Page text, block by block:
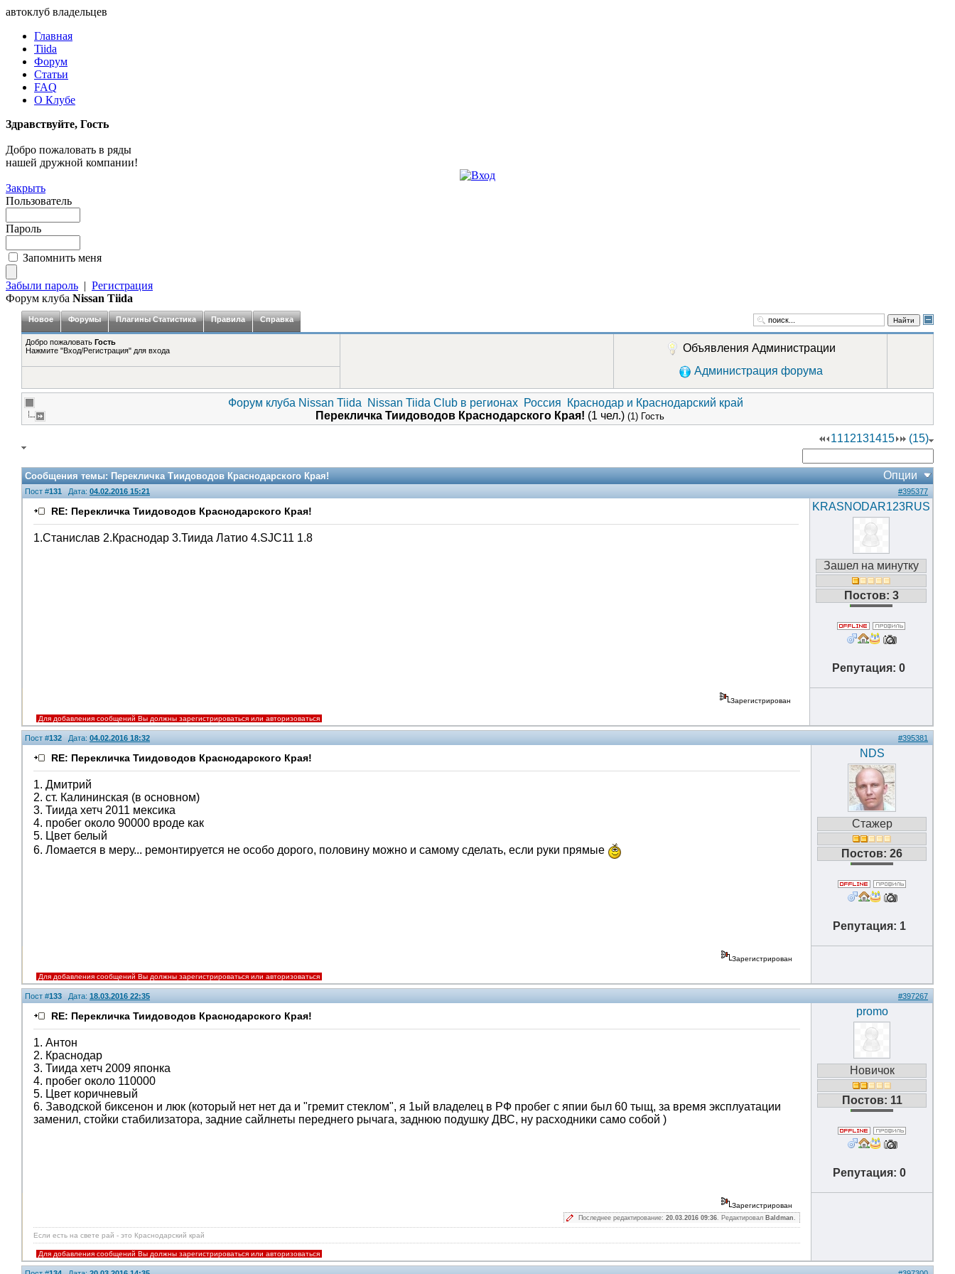
автоклуб владельцев
Главная
Tiida
Форум
Статьи
FAQ
О Клубе
Здравствуйте, Гость
Добро пожаловать в ряды
нашей дружной компании!
Закрыть
Пользователь
Пароль
Запомнить меня
Забыли пароль | Регистрация
Форум клуба Nissan Tiida
Новое Форумы Плагины Статистика Правила Справка Найти
Добро пожаловать Гость
Нажмите "Вход/Регистрация" для входа
Объявления Администрации
Администрация форума
Форум клуба Nissan Tiida Nissan Tiida Club в регионах Россия
Краснодар и Краснодарский край
Перекличка Тиидоводов Краснодарского Края! (1 чел.) (1) Гость
1112131415 (15)
Сообщения темы:Перекличка Тиидоводов Краснодарского Края! Опции
Пост #131 Дата: 04.02.2016 15:21 #395377
RE: Перекличка Тиидоводов Краснодарского Края!
1.Станислав 2.Краснодар 3.Тиида Латио 4.SJC11 1.8
KRASNODAR123RUS
Зашел на минутку
Постов: 3
Репутация: 0
Зарегистрирован
Для добавления сообщений Вы должны зарегистрироваться или авторизоваться
Пост #132 Дата: 04.02.2016 18:32 #395381
RE: Перекличка Тиидоводов Краснодарского Края!
1. Дмитрий
2. ст. Калининская (в основном)
3. Тиида хетч 2011 мексика
4. пробег около 90000 вроде как
5. Цвет белый
6. Ломается в меру... ремонтируется не особо дорого, половину можно и самому сделать, если руки прямые
NDS
Стажер
Постов: 26
Репутация: 1
Зарегистрирован
Для добавления сообщений Вы должны зарегистрироваться или авторизоваться
Пост #133 Дата: 18.03.2016 22:35 #397267
RE: Перекличка Тиидоводов Краснодарского Края!
1. Антон
2. Краснодар
3. Тиида хетч 2009 японка
4. пробег около 110000
5. Цвет коричневый
6. Заводской биксенон и люк (который нет нет да и "гремит стеклом", я 1ый владелец в РФ пробег с япии был 60 тыщ, за время эксплуатации
заменил, стойки стабилизатора, задние сайлнеты переднего рычага, заднюю подушку ДВС, ну расходники само собой )
promo
Новичок
Постов: 11
Репутация: 0
Зарегистрирован
Последнее редактирование: 20.03.2016 09:36. Редактировал Baldman.
Если есть на свете рай - это Краснодарский край
Для добавления сообщений Вы должны зарегистрироваться или авторизоваться